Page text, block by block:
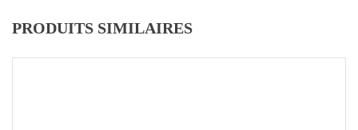
PRODUITS SIMILAIRES